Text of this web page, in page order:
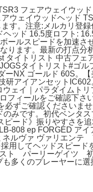
フェアウェイウッ
アウェイウッドヘッド
す。注意:メルカリ登
ッド 16.5度ロフト:
ールスピードを加速さ
ります。最新の打点分
タイトリスト 中古フェ
タイトリスト#ゴ
NX ゴールド 60S。
アイアンセット
ェイ｜パラダイムトリ
フィールをご確認下さ
ずご確認くださいませ
みです。初代ベンタス
ード》振りやすさを
808 ep FORGED アイ
ルヴァ ヴァリエンテ
用してヘッドスピード
スト パーリーゲイツ
多くのプレーヤーに選